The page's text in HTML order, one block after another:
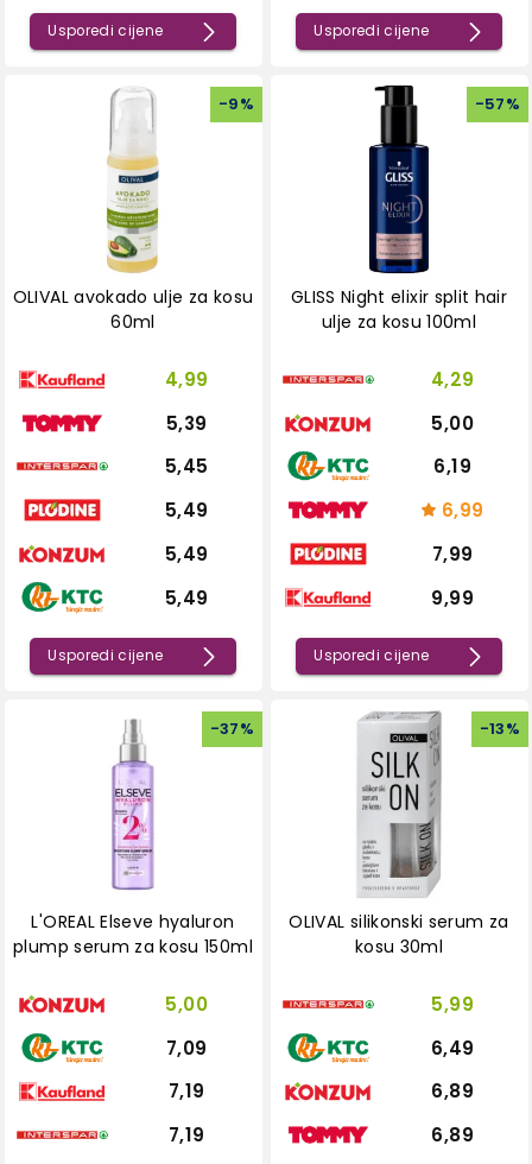
Usporedi cijene Usporedi cijene
-9%
OLIVAL avokado ulje za kosu
60ml
4,99
5,39
5,45
5,49
5,49
5,49
Usporedi cijene
-57%
GLISS Night elixir split hair
ulje za kosu 100ml
4,29
5,00
6,19
6,99
7,99
9,99
Usporedi cijene
-37%
L'OREAL Elseve hyaluron
plump serum za kosu 150ml
5,00
7,09
7,19
7,19
-13%
OLIVAL silikonski serum za
kosu 30ml
5,99
6,49
6,89
6,89